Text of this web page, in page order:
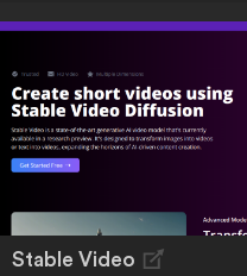
zeitaufwendig und
Videos kreieren.
Stable Video